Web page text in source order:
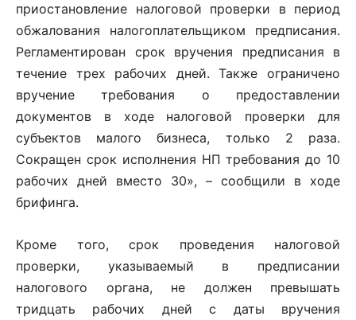
приостановление налоговой проверки в период
обжалования налогоплательщиком предписания.
Регламентирован срок вручения предписания в
течение трех рабочих дней. Также ограничено
вручение требования о предоставлении
документов в ходе налоговой проверки для
субъектов малого бизнеса, только 2 раза.
Сокращен срок исполнения НП требования до 10
рабочих дней вместо 30», – сообщили в ходе
брифинга.
Кроме того, срок проведения налоговой
проверки, указываемый в предписании
налогового органа, не должен превышать
тридцать рабочих дней с даты вручения